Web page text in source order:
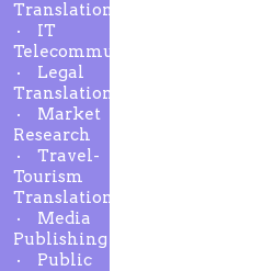
Translation
IT
Telecommunication
Legal
Translation
Market
Research
Travel-
Tourism
Translation
Media
Publishing
Public